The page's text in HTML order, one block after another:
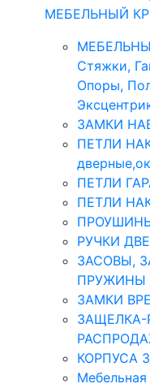
МЕБЕЛЬНЫЙ
Стяжки,
Опоры,
ЗАМКИ
ПЕТЛИ
ПЕТЛИ
ПЕТЛИ
ПРОУШИНЫ
РУЧКИ
ЗАСОВЫ,
ПРУЖИНЫ
ЗАМКИ
ЗАЩЕЛКА-
КОРПУСА